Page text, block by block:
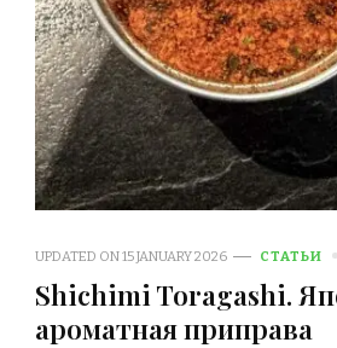
UPDATED ON15 JANUARY 2026 СТАТЬИ
Shichimi Toragashi.
ароматная приправа